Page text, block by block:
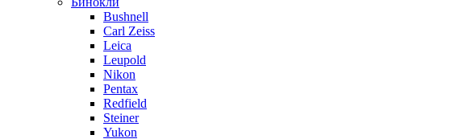
Bushnell
Carl Zeiss
Leica
Leupold
Nikon
Pentax
Redfield
Steiner
Yukon